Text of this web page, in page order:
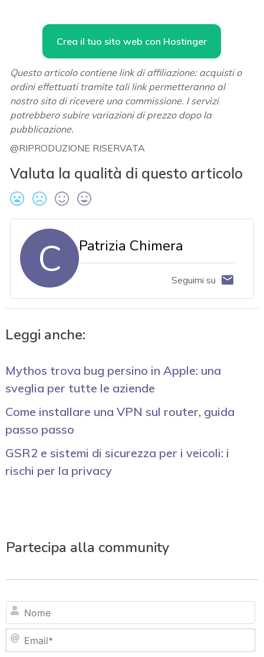
Crea il tuo sito web con Hostinger
Questo articolo contiene link di affiliazione: acquisti o
ordini effettuati tramite tali link permetteranno al
nostro sito di ricevere una commissione. I servizi
potrebbero subire variazioni di prezzo dopo la
pubblicazione.
@RIPRODUZIONE RISERVATA
Valuta la qualità di questo articolo
C Patrizia Chimera
Seguimi su
Leggi anche:
Mythos trova bug persino in Apple: una
sveglia per tutte le aziende
Come installare una VPN sul router, guida
passo passo
GSR2 e sistemi di sicurezza per i veicoli: i
rischi per la privacy
Partecipa alla community